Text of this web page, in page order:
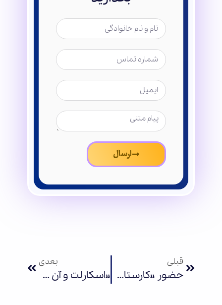
ارسال
قبلی
حضور «کارستان بهارستان» با بیش از ۱۵۰ محصول در نمایشگاه نوشت‌افزار
بعدی
«اسکارلت و آن شب بارانی» از پرده تئاتر تا قلب مخاطب